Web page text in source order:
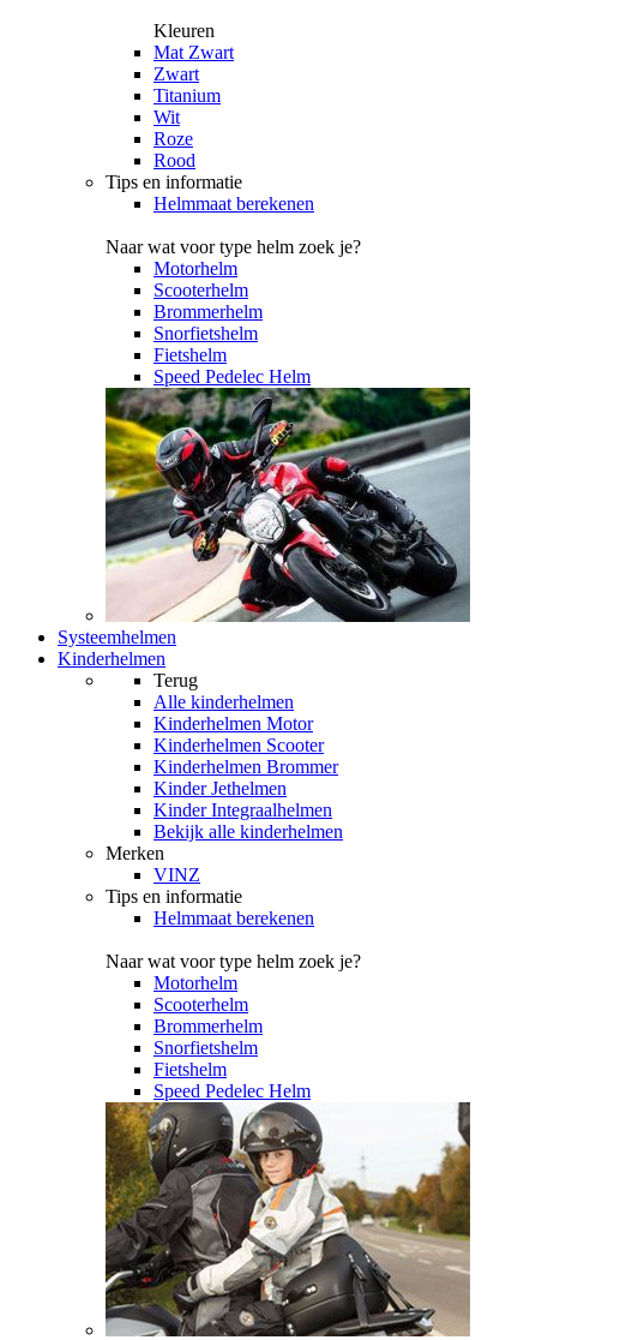
Kleuren
Mat Zwart
Zwart
Titanium
Wit
Roze
Rood
Tips en informatie
Helmmaat berekenen
Naar wat voor type helm zoek je?
Motorhelm
Scooterhelm
Brommerhelm
Snorfietshelm
Fietshelm
Speed Pedelec Helm
Systeemhelmen
Kinderhelmen
Terug
Alle kinderhelmen
Kinderhelmen Motor
Kinderhelmen Scooter
Kinderhelmen Brommer
Kinder Jethelmen
Kinder Integraalhelmen
Bekijk alle kinderhelmen
Merken
VINZ
Tips en informatie
Helmmaat berekenen
Naar wat voor type helm zoek je?
Motorhelm
Scooterhelm
Brommerhelm
Snorfietshelm
Fietshelm
Speed Pedelec Helm